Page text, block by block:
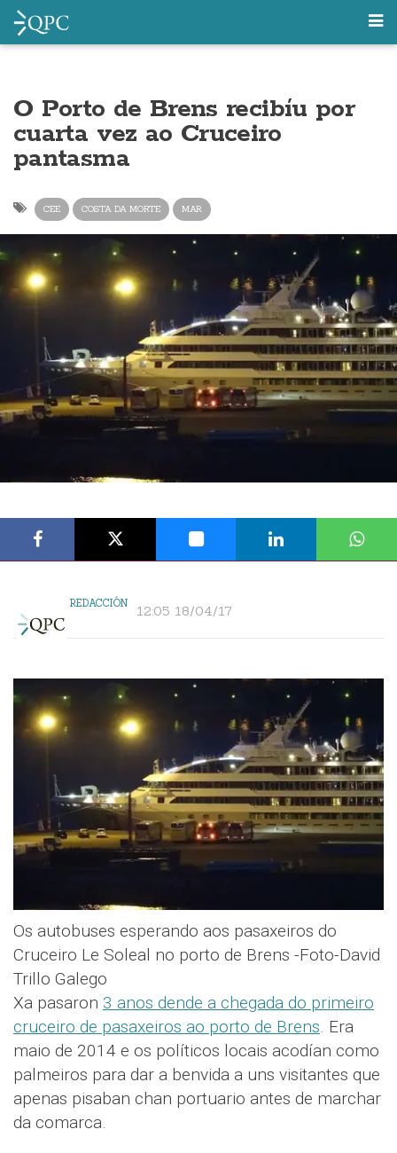
O Porto de Brens recibíu por
cuarta vez ao Cruceiro
pantasma
CEE COSTA DA MORTE MAR
REDACCIÓN 12:05 18/04/17
Os autobuses esperando aos pasaxeiros do
Cruceiro Le Soleal no porto de Brens -Foto-David
Trillo Galego
Xa pasaron 3 anos dende a chegada do primeiro
cruceiro de pasaxeiros ao porto de Brens. Era
maio de 2014 e os políticos locais acodían como
palmeiros para dar a benvida a uns visitantes que
apenas pisaban chan portuario antes de marchar
da comarca.